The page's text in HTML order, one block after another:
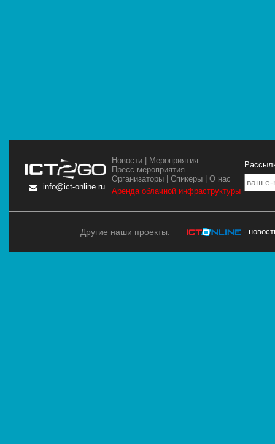
info@ict-online.ru
Новости | Мероприятия
Пресс-мероприятия
Организаторы |Спикеры |О нас
Аренда облачной инфраструктуры
Другие наши проекты: -